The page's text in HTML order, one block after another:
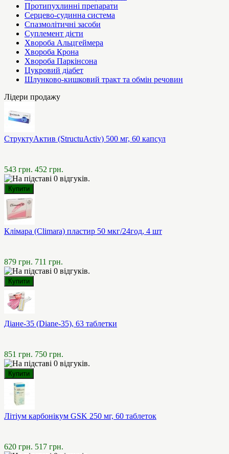
Протипухлинні препарати
Серцево-судинна система
Спазмолітичні засоби
Суплемент дієти
Хвороба Альцгеймера
Хвороба Крона
Хвороба Паркінсона
Цукровий діабет
Шлунково-кишковий тракт та обмін речовин
Лідери продажу
СтруктуАктив (StructuActiv) 500 мг, 60 капсул
543 грн. 452 грн.
Клімара (Climara) пластир 50 мкг/24год, 4 шт
879 грн. 711 грн.
Діане-35 (Diane-35), 63 таблетки
851 грн. 750 грн.
Літіум карбонікум GSK 250 мг, 60 таблеток
620 грн. 517 грн.